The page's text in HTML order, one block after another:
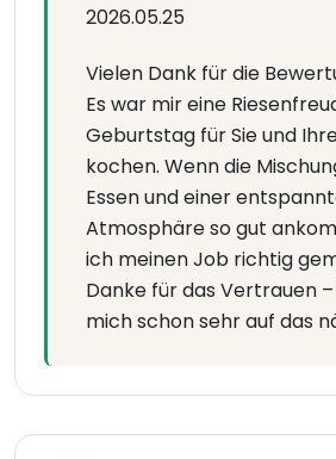
2026.05.25
Vielen Dank für die
Es war mir eine
Geburtstag für Sie und
kochen. Wenn die
Essen und einer
Atmosphäre so gut
ich meinen Job richtig
Danke für das Vertrauen
mich schon sehr auf das